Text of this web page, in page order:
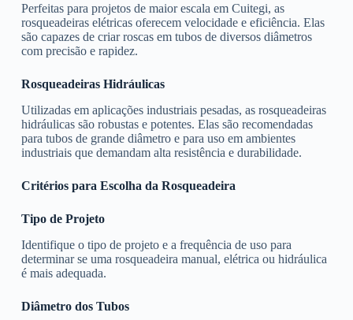
Perfeitas para projetos de maior escala em Cuitegi, as
rosqueadeiras elétricas oferecem velocidade e eficiência. Elas
são capazes de criar roscas em tubos de diversos diâmetros
com precisão e rapidez.
Rosqueadeiras Hidráulicas
Utilizadas em aplicações industriais pesadas, as rosqueadeiras
hidráulicas são robustas e potentes. Elas são recomendadas
para tubos de grande diâmetro e para uso em ambientes
industriais que demandam alta resistência e durabilidade.
Critérios para Escolha da Rosqueadeira
Tipo de Projeto
Identifique o tipo de projeto e a frequência de uso para
determinar se uma rosqueadeira manual, elétrica ou hidráulica
é mais adequada.
Diâmetro dos Tubos